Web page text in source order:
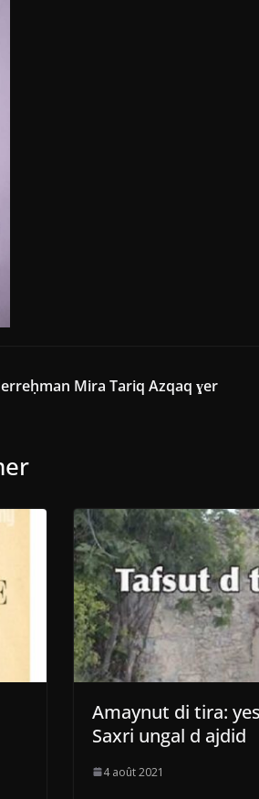
Mira Tariq Azqaq ɣer
Amaynut di tira:
Saxri ungal d ajdid
4 août 2021